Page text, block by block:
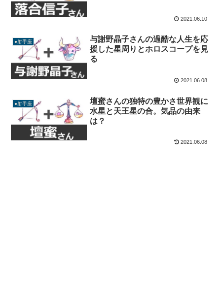
2021.06.10
●射手座
与謝野晶子さんの過酷な人生を応
援した星周りとホロスコープを見
る
2021.06.08
●射手座
壇蜜さんの独特の豊かさ世界観に
水星と天王星の合。気品の由来
は？
2021.06.08